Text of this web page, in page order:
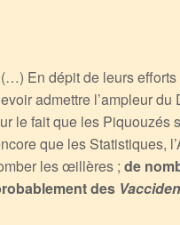
(…) En dépit de leurs
admettre l’ampleur
le fait que les Piquouzés
que les Statistiques,
les œillères ; de
des